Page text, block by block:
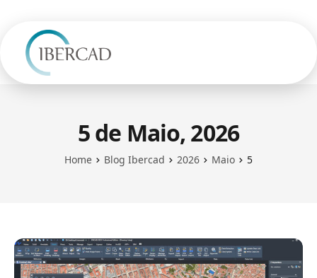
5 de Maio, 2026
Home Blog Ibercad 2026 Maio 5